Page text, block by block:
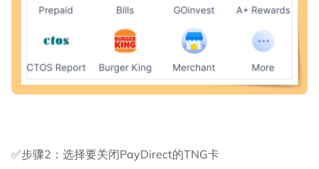
✅步骤2：选择要关闭PayDirect的TNG卡